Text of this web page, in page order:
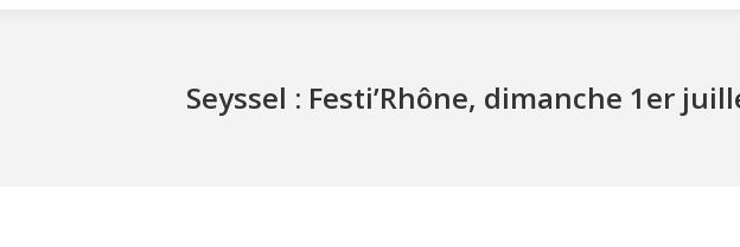
Seyssel : Festi’Rhône, dimanche 1er